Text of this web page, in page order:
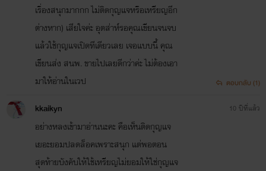
เรื่องสนุกมากกก ไม่ติดกุญแจหรือเหรียญอีก
ต่างหาก) เสียใจค่ะ อุตส่าห์รอคุณเขียนจนจบ
แล้วใช้กุญแจเปิดทีเดียวเลย เจอแบบนี้ คุณ
เขียนส่ง สนพ. ขายไปเลยดีกว่าค่ะ ไม่ต้องเอา
มาให้อ่านในเวป
ตอบกลับ (1)
kkaikyn
อย่างหลงเข้ามาอ่านนะคะ คือเห็นติดกุญแจ
เยอะยอมปลดล็อคเพราะสนุก แต่พอตอน
สุดท้ายบังคับให้ใช้เหรียญไม่ยอมให้ใช่กุญแจ
10 ปีที่แล้ว